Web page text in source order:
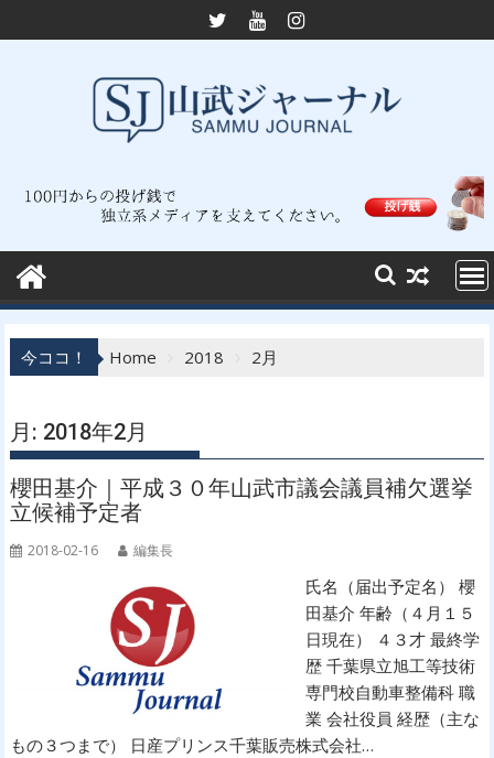
to
今ココ！ Home 2018 2月
月: 2018年2月
櫻田基介｜平成３０年山武市議会議員補欠選挙
立候補予定者
2018-02-16 編集長
氏名（届出予定名） 櫻
田基介 年齢（４月１５
日現在） ４３才 最終学
歴 千葉県立旭工等技術
専門校自動車整備科 職
業 会社役員 経歴（主な
もの３つまで） 日産プリンス千葉販売株式会社…